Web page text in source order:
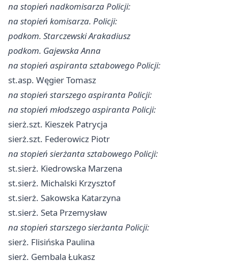
na stopień nadkomisarza Policji:
na stopień komisarza. Policji:
podkom. Starczewski Arakadiusz
podkom. Gajewska Anna
na stopień aspiranta sztabowego Policji:
st.asp. Węgier Tomasz
na stopień starszego aspiranta Policji:
na stopień młodszego aspiranta Policji:
sierż.szt. Kieszek Patrycja
sierż.szt. Federowicz Piotr
na stopień sierżanta sztabowego Policji:
st.sierż. Kiedrowska Marzena
st.sierż. Michalski Krzysztof
st.sierż. Sakowska Katarzyna
st.sierż. Seta Przemysław
na stopień starszego sierżanta Policji:
sierż. Flisińska Paulina
sierż. Gembala Łukasz